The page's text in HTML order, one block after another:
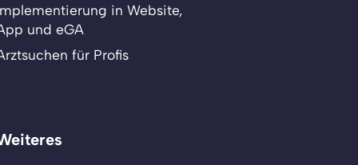
in Website,
und eGA
für Profis